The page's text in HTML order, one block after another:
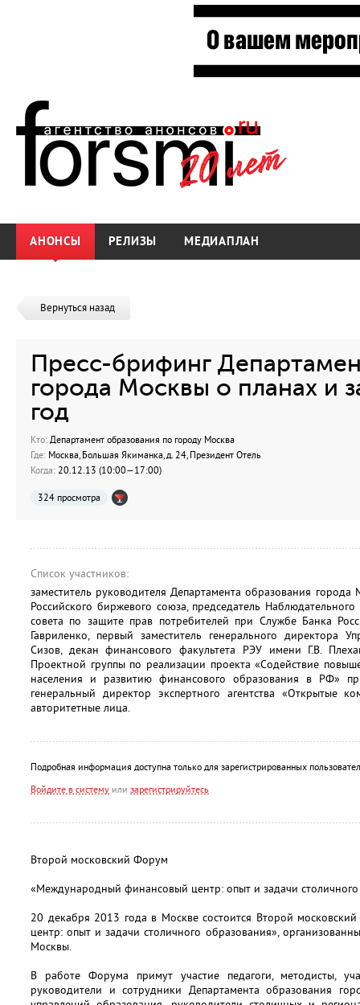
АНОНСЫ РЕЛИЗЫ МЕДИАПЛАН
Вернуться назад
Пресс-брифинг
города Москвы о планах и
год
Кто: Департамент образования по городу Москва
Где: Москва, Большая Якиманка, д. 24, Президент Отель
Когда: 20.12.13 (10:00—17:00)
324 просмотра
Список участников:
заместитель руководителя Департамента образования
Российского биржевого союза, председатель
совета по защите прав потребителей при Службе Банка
Гавриленко, первый заместитель генерального
Сизов, декан финансового факультета РЭУ имени Г.В.
Проектной группы по реализации проекта «Содействие
населения и развитию финансового образования в РФ»
генеральный директор экспертного агентства «Открытые
авторитетные лица.
Подробная информация доступна только для зарегистрированных
Войдите в систему или зарегистрируйтесь
Второй московский Форум
«Международный финансовый центр: опыт и задачи
20 декабря 2013 года в Москве состоится Второй
центр: опыт и задачи столичного образования»,
Москвы.
В работе Форума примут участие педагоги, методисты,
руководители и сотрудники Департамента образования